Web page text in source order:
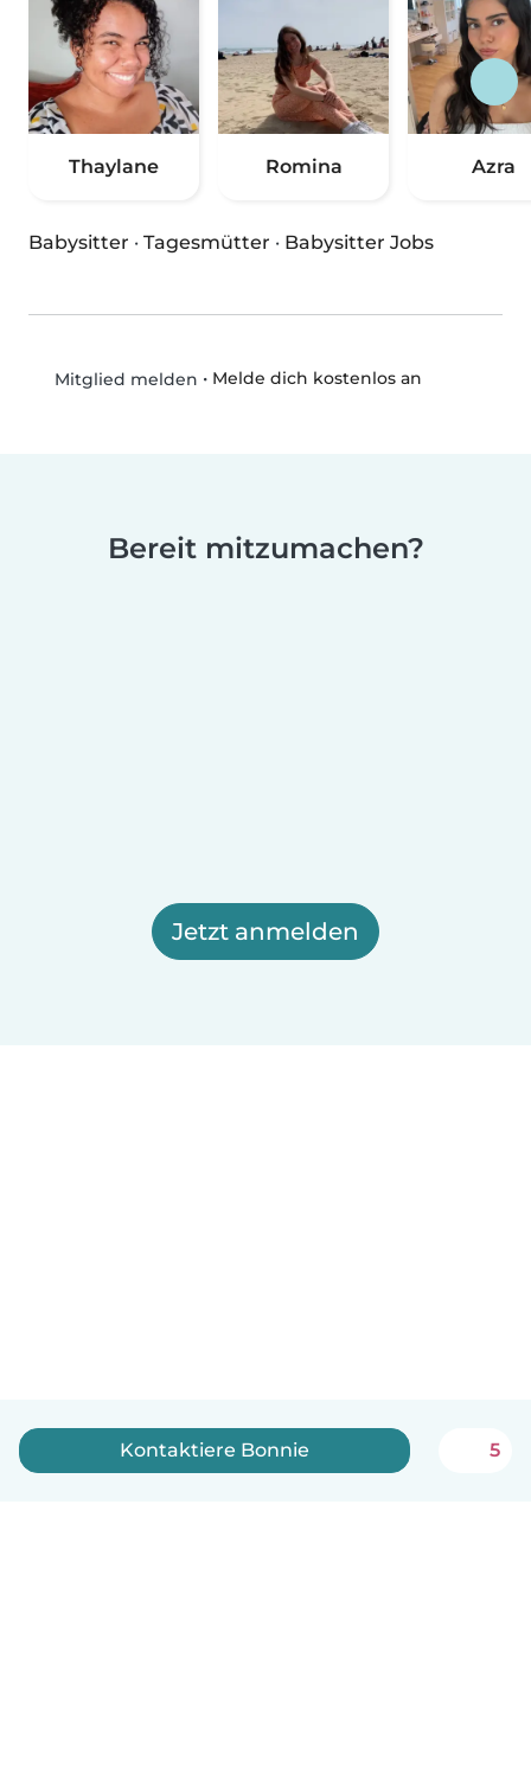
Thaylane Romina Azra
Babysitter · Tagesmütter · Babysitter Jobs
Mitglied melden • Melde dich kostenlos an
Bereit mitzumachen?
Jetzt anmelden
Kontaktiere Bonnie 5